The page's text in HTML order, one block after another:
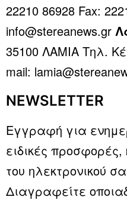
22210 86928 Fax:
info@stereanews.gr
35100 ΛΑΜΙΑ Τηλ.
mail:
NEWSLETTER
Εγγραφή για
ειδικές προσφορές,
του ηλεκτρονικού
Διαγραφείτε